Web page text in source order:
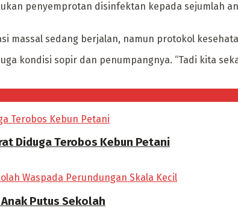
penyemprotan disinfektan kepada sejumlah
massal sedang berjalan, namun protokol
kondisi sopir dan penumpangnya. “Tadi kita
Diduga Terobos Kebun Petani
Putus Sekolah